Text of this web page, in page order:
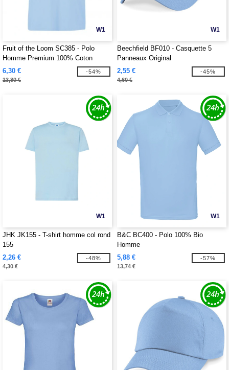
W1
Fruit of the Loom SC385 - Polo
Homme Premium 100% Coton
6,30 €
13,80 €
-54%
W1
Beechfield BF010 - Casquette 5
Panneaux Original
2,55 €
4,60 €
-45%
W1
JHK JK155 - T-shirt homme col rond
155
2,26 €
4,30 €
-48%
W1
B&C BC400 - Polo 100% Bio
Homme
5,88 €
13,74 €
-57%